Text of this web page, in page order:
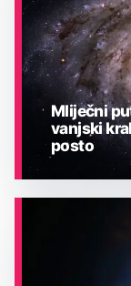
Mliječni
vanjski
posto